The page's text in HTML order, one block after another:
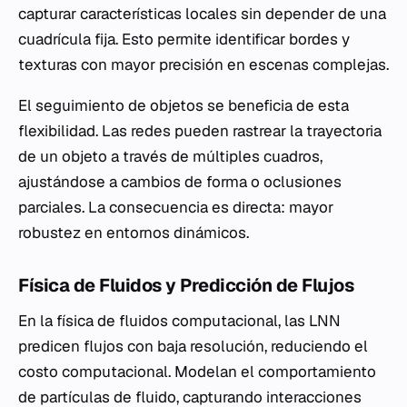
capturar características locales sin depender de una
cuadrícula fija. Esto permite identificar bordes y
texturas con mayor precisión en escenas complejas.
El seguimiento de objetos se beneficia de esta
flexibilidad. Las redes pueden rastrear la trayectoria
de un objeto a través de múltiples cuadros,
ajustándose a cambios de forma o oclusiones
parciales. La consecuencia es directa: mayor
robustez en entornos dinámicos.
Física de Fluidos y Predicción de Flujos
En la física de fluidos computacional, las LNN
predicen flujos con baja resolución, reduciendo el
costo computacional. Modelan el comportamiento
de partículas de fluido, capturando interacciones